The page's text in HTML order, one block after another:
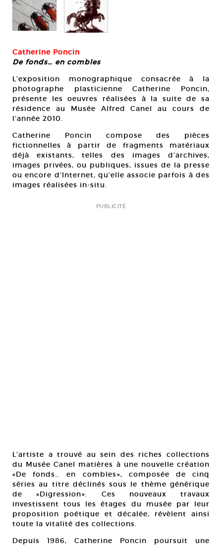
Catherine Poncin
De fonds… en combles
L’exposition monographique consacrée à la
photographe plasticienne Catherine Poncin,
présente les oeuvres réalisées à la suite de sa
résidence au Musée Alfred Canel au cours de
l’année 2010.
Catherine Poncin compose des pièces
fictionnelles à partir de fragments matériaux
déjà existants, telles des images d’archives,
images privées, ou publiques, issues de la presse
ou encore d’Internet, qu’elle associe parfois à des
images réalisées in-situ.
PUBLICITÉ
L’artiste a trouvé au sein des riches collections
du Musée Canel matières à une nouvelle création
«De fonds… en combles», composée de cinq
séries au titre déclinés sous le thème générique
de «Digression». Ces nouveaux travaux
investissent tous les étages du musée par leur
proposition poétique et décalée, révèlent ainsi
toute la vitalité des collections.
Depuis 1986, Catherine Poncin poursuit une